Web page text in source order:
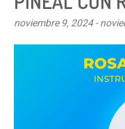
noviembre 9, 2024-